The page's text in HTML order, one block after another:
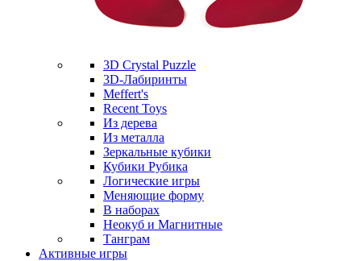
3D Crystal Puzzle
3D-Лабиринты
Meffert's
Recent Toys
Из дерева
Из металла
Зеркальные кубики
Кубики Рубика
Логические игры
Меняющие форму
В наборах
Неокуб и Магнитные
Танграм
Активные игры